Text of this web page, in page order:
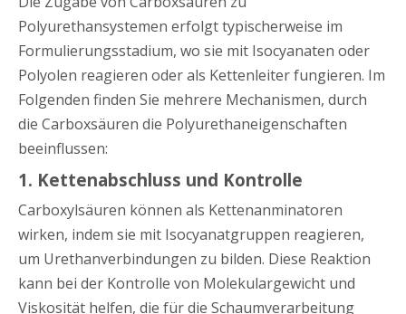
Polyurethansystemen erfolgt typischerweise im
Formulierungsstadium, wo sie mit Isocyanaten oder
Polyolen reagieren oder als Kettenleiter fungieren. Im
Folgenden finden Sie mehrere Mechanismen, durch
die Carboxsäuren die Polyurethaneigenschaften
beeinflussen:
1. Kettenabschluss und Kontrolle
Carboxylsäuren können als Kettenanminatoren
wirken, indem sie mit Isocyanatgruppen reagieren,
um Urethanverbindungen zu bilden. Diese Reaktion
kann bei der Kontrolle von Molekulargewicht und
Viskosität helfen, die für die Schaumverarbeitung